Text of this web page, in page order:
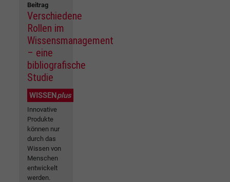
Beitrag
Verschiedene
Rollen im
Wissensmanagement
– eine
bibliografische
Studie
WISSENplus
Innovative
Produkte
können nur
durch das
Wissen von
Menschen
entwickelt
werden.